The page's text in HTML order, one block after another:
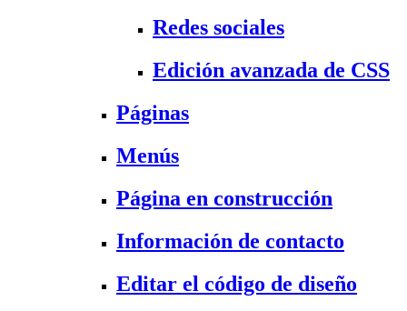
Redes sociales
Edición avanzada de CSS
Páginas
Menús
Página en construcción
Información de contacto
Editar el código de diseño